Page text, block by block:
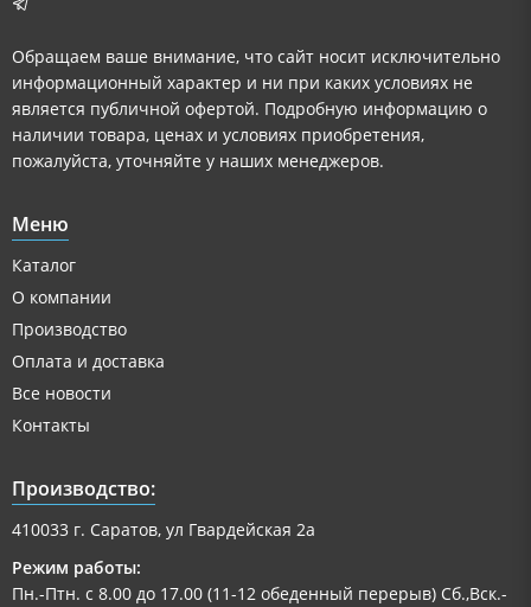
Обращаем ваше внимание, что сайт носит исключительно
информационный характер и ни при каких условиях не
является публичной офертой. Подробную информацию о
наличии товара, ценах и условиях приобретения,
пожалуйста, уточняйте у наших менеджеров.
Меню
Каталог
О компании
Производство
Оплата и доставка
Все новости
Контакты
Производство:
410033 г. Саратов, ул Гвардейская 2а
Режим работы:
Пн.-Птн. с 8.00 до 17.00 (11-12 обеденный перерыв) Сб.,Вск.-